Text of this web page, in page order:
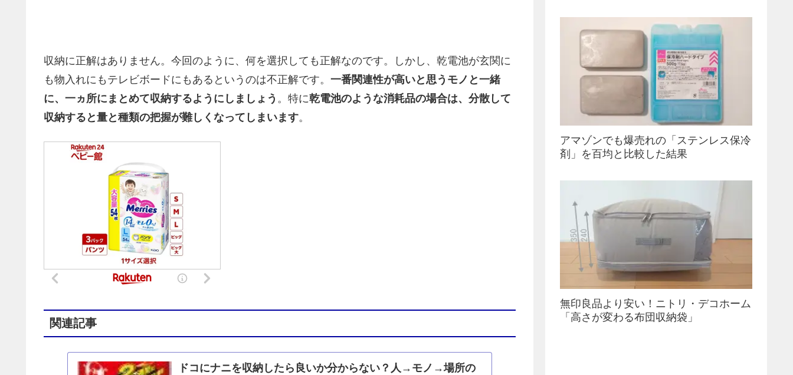
収納に正解はありません。今回のように、何を選択しても正解なのです。しかし、乾電池が玄関に
も物入れにもテレビボードにもあるというのは不正解です。 一番関連性が高いと思うモノと一緒
に、一ヵ所にまとめて収納するようにしましょう 。特に乾電池のような消耗品の場合は、分散して
収納すると量と種類の把握が難しくなってしまいます。
関連記事
ドコにナニを収納したら良いか分からない？人→モノ→場所の
アマゾンでも爆売れの「ステンレス保冷
剤」を百均と比較した結果
無印良品より安い！ニトリ・デコホーム
「高さが変わる布団収納袋」